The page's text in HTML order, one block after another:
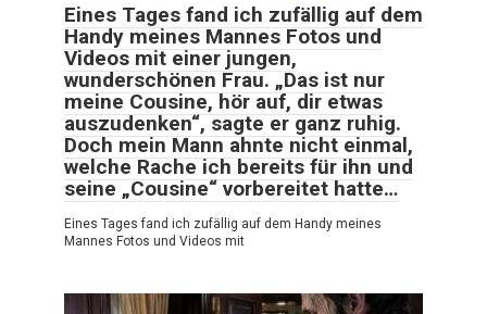
Eines Tages fand ich zufällig auf dem
Handy meines Mannes Fotos und
Videos mit einer jungen,
wunderschönen Frau. „Das ist nur
meine Cousine, hör auf, dir etwas
auszudenken“, sagte er ganz ruhig.
Doch mein Mann ahnte nicht einmal,
welche Rache ich bereits für ihn und
seine „Cousine“ vorbereitet hatte…
Eines Tages fand ich zufällig auf dem Handy meines
Mannes Fotos und Videos mit